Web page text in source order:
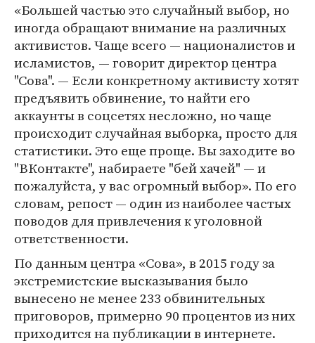
«Большей частью это случайный выбор, но
иногда обращают внимание на различных
активистов. Чаще всего — националистов и
исламистов, — говорит директор центра
"Сова". — Если конкретному активисту хотят
предъявить обвинение, то найти его
аккаунты в соцсетях несложно, но чаще
происходит случайная выборка, просто для
статистики. Это еще проще. Вы заходите во
"ВКонтакте", набираете "бей хачей" — и
пожалуйста, у вас огромный выбор». По его
словам, репост — один из наиболее частых
поводов для привлечения к уголовной
ответственности.
По данным центра «Сова», в 2015 году за
экстремистские высказывания было
вынесено не менее 233 обвинительных
приговоров, примерно 90 процентов из них
приходится на публикации в интернете.